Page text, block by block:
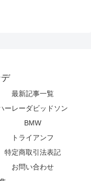
最新記事一覧
ーレーダビッドソン
BMW
トライアンフ
特定商取引法表記
お問い合わせ